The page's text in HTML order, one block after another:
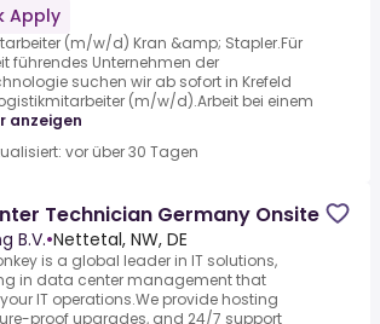
Apply
(m/w/d) Kran &amp; Stapler.Für
führendes Unternehmen der
suchen wir ab sofort in Krefeld
(m/w/d).Arbeit bei einem
anzeigen
vor über 30 Tagen
Technician Germany Onsite
B.V.•Nettetal, NW, DE
is a global leader in IT solutions,
in data center management that
IT operations.We provide hosting
proof upgrades, and 24/7 support